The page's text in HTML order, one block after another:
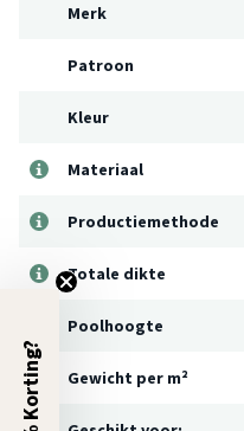
Merk
Patroon
Kleur
Materiaal
Productiemethode
Totale dikte
Poolhoogte
Gewicht per m²
5% Korting?